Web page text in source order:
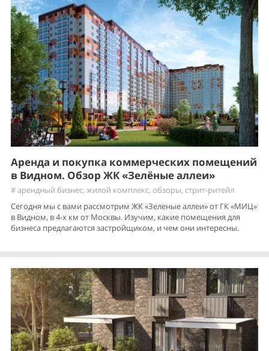
Аренда и покупка коммерческих помещений
в Видном. Обзор ЖК «Зелёные аллеи»
#арендный бизнес, жилой комплекс, обзоры, стрит-ритейл
Сегодня мы с вами рассмотрим ЖК «Зеленые аллеи» от ГК «МИЦ»
в Видном, в 4-х км от Москвы. Изучим, какие помещения для
бизнеса предлагаются застройщиком, и чем они интересны.